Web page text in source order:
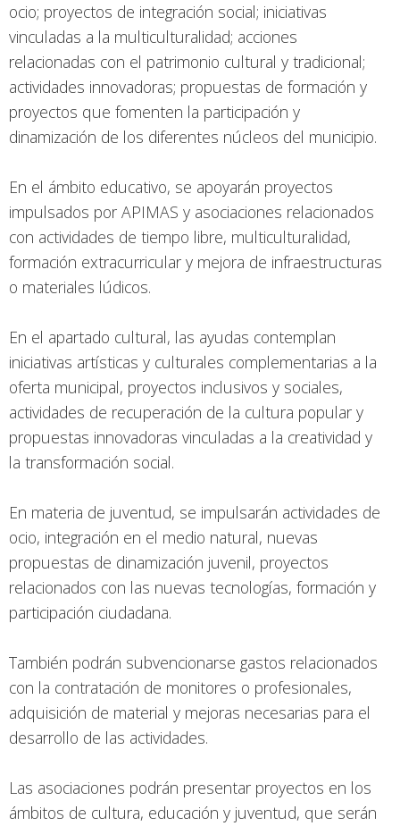
ocio; proyectos de integración social; iniciativas
vinculadas a la multiculturalidad; acciones
relacionadas con el patrimonio cultural y tradicional;
actividades innovadoras; propuestas de formación y
proyectos que fomenten la participación y
dinamización de los diferentes núcleos del municipio.
En el ámbito educativo, se apoyarán proyectos
impulsados por APIMAS y asociaciones relacionados
con actividades de tiempo libre, multiculturalidad,
formación extracurricular y mejora de infraestructuras
o materiales lúdicos.
En el apartado cultural, las ayudas contemplan
iniciativas artísticas y culturales complementarias a la
oferta municipal, proyectos inclusivos y sociales,
actividades de recuperación de la cultura popular y
propuestas innovadoras vinculadas a la creatividad y
la transformación social.
En materia de juventud, se impulsarán actividades de
ocio, integración en el medio natural, nuevas
propuestas de dinamización juvenil, proyectos
relacionados con las nuevas tecnologías, formación y
participación ciudadana.
También podrán subvencionarse gastos relacionados
con la contratación de monitores o profesionales,
adquisición de material y mejoras necesarias para el
desarrollo de las actividades.
Las asociaciones podrán presentar proyectos en los
ámbitos de cultura, educación y juventud, que serán